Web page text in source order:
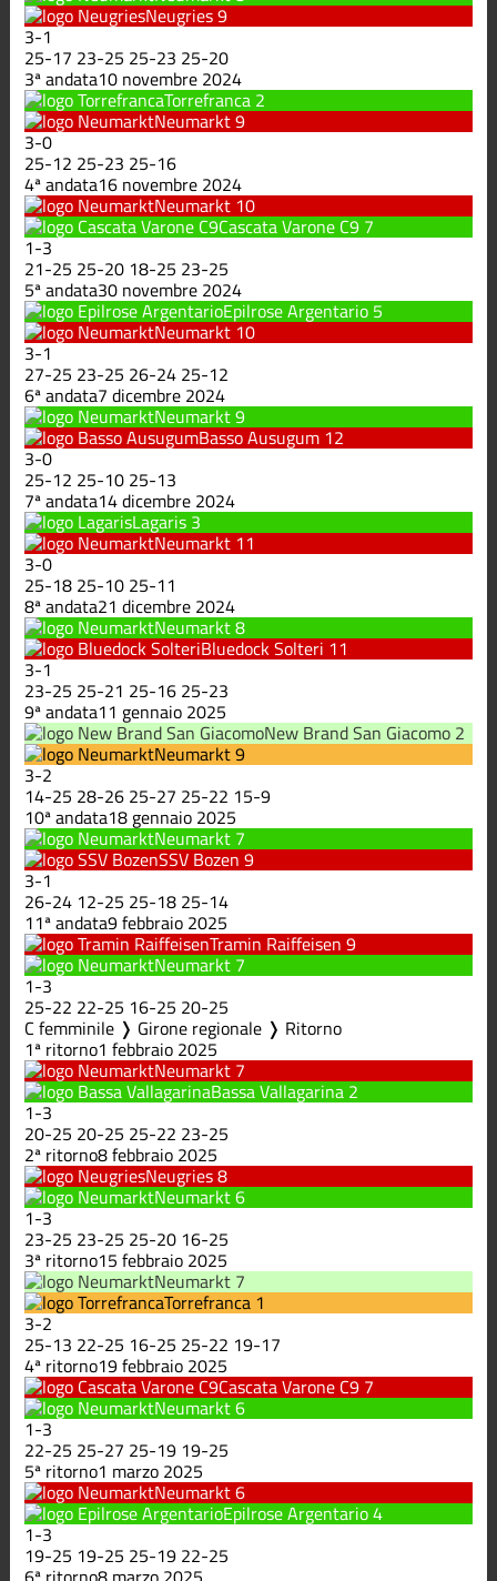
Neugries9
3-1
25-17 23-25 25-23 25-20
3ª andata10 novembre 2024
Torrefranca 2
Neumarkt9
3-0
25-12 25-23 25-16
4ª andata16 novembre 2024
Neumarkt 10
Cascata Varone C9 7
1-3
21-25 25-20 18-25 23-25
5ª andata30 novembre 2024
Epilrose Argentario 5
Neumarkt 10
3-1
27-25 23-25 26-24 25-12
6ª andata7 dicembre 2024
Neumarkt9
Basso Ausugum 12
3-0
25-12 25-10 25-13
7ª andata14 dicembre 2024
Lagaris 3
Neumarkt 11
3-0
25-18 25-10 25-11
8ª andata21 dicembre 2024
Neumarkt8
Bluedock Solteri 11
3-1
23-25 25-21 25-16 25-23
9ª andata11 gennaio 2025
New Brand San Giacomo 2
Neumarkt9
3-2
14-25 28-26 25-27 25-22 15-9
10ª andata18 gennaio 2025
Neumarkt 7
SSV Bozen 9
3-1
26-24 12-25 25-18 25-14
11ª andata9 febbraio 2025
Tramin Raiffeisen 9
Neumarkt 7
1-3
25-22 22-25 16-25 20-25
C femminile ❭ Girone regionale ❭ Ritorno
1ª ritorno1 febbraio 2025
Neumarkt 7
Bassa Vallagarina 2
1-3
20-25 20-25 25-22 23-25
2ª ritorno8 febbraio 2025
Neugries8
Neumarkt6
1-3
23-25 23-25 25-20 16-25
3ª ritorno15 febbraio 2025
Neumarkt 7
Torrefranca 1
3-2
25-13 22-25 16-25 25-22 19-17
4ª ritorno19 febbraio 2025
Cascata Varone C9 7
Neumarkt6
1-3
22-25 25-27 25-19 19-25
5ª ritorno1 marzo 2025
Neumarkt6
Epilrose Argentario4
1-3
19-25 19-25 25-19 22-25